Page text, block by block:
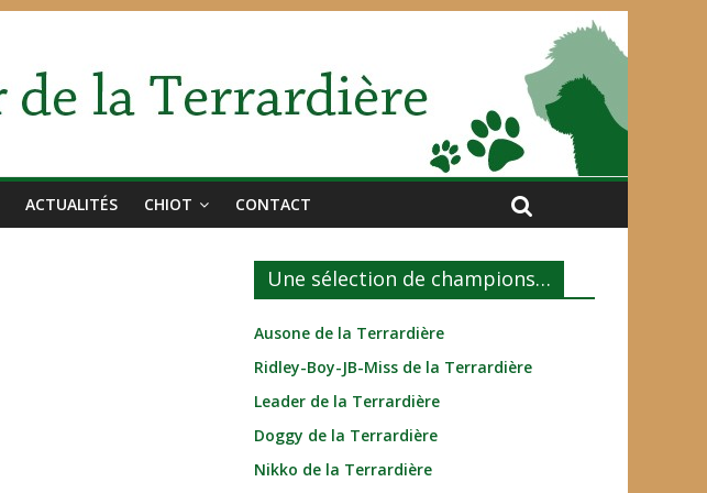
ACTUALITÉS CHIOT CONTACT
Une sélection de champions…
Ausone de la Terrardière
Ridley-Boy-JB-Miss de la Terrardière
Leader de la Terrardière
Doggy de la Terrardière
Nikko de la Terrardière